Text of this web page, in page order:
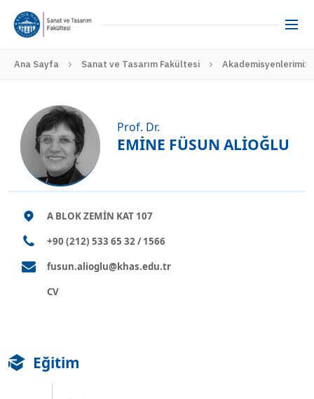
Ana Sayfa Sanat ve Tasarım Fakültesi Akademisyenlerimiz
Prof. Dr.
EMİNE FÜSUN ALİOĞLU
A BLOK ZEMİN KAT 107
+90 (212) 533 65 32 / 1566
fusun.alioglu@khas.edu.tr
CV
Eğitim